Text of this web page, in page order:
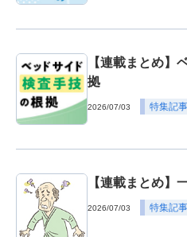
【連載まとめ】
拠
2026/07/03 特集記事
【連載まとめ】
2026/07/03 特集記事